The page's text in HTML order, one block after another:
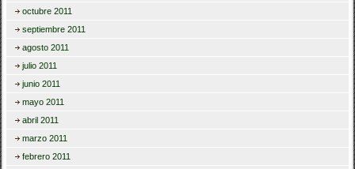
octubre 2011
septiembre 2011
agosto 2011
julio 2011
junio 2011
mayo 2011
abril 2011
marzo 2011
febrero 2011